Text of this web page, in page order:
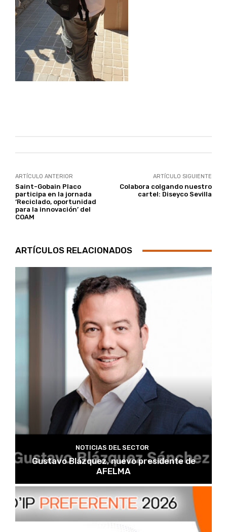
ARTÍCULO ANTERIOR
Saint-Gobain Placo
participa en la jornada
‘Reciclado, oportunidad
para la innovación’ del
COAM
ARTÍCULO SIGUIENTE
Colabora colgando nuestro
cartel: Diseyco Sevilla
ARTÍCULOS RELACIONADOS
NOTICIAS DEL SECTOR
Gustavo Blázquez, nuevo presidente de
AFELMA